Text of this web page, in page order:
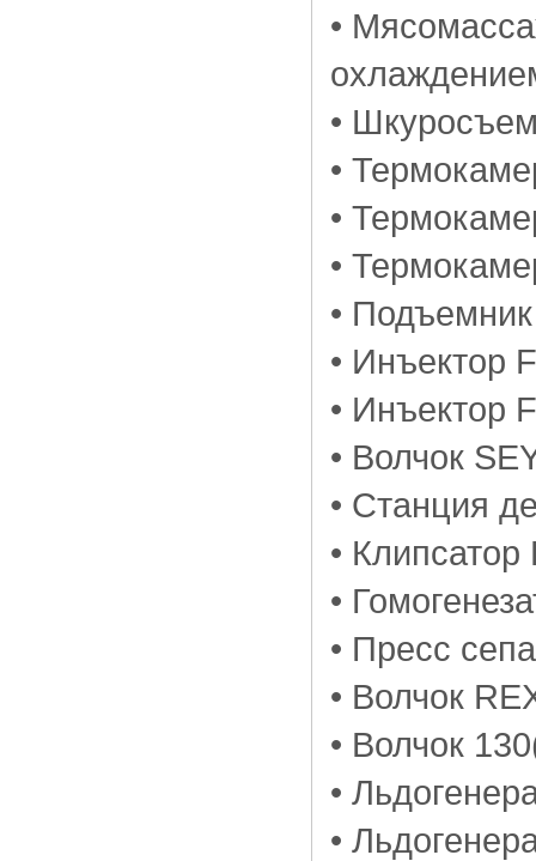
•
•
•
•
•
•
• Инъектор
• Инъектор
• Волчок
• Станция
•
•
• Пресс
• Волчок
• Волчок
•
•